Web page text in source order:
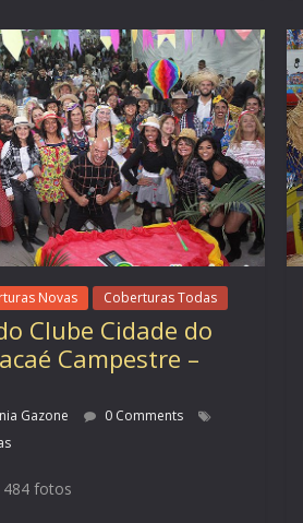
Novas Coberturas Todas
Clube Cidade do
Campestre –
Gazone
0 Comments
484 fotos